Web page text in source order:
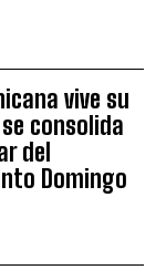
vive su
consolida
del
Domingo